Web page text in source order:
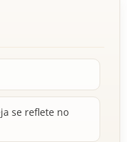
se reflete no